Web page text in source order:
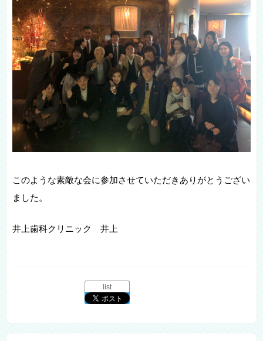
このような素敵な会に参加させていただきありがとうござい
ました。
井上歯科クリニック 井上
list